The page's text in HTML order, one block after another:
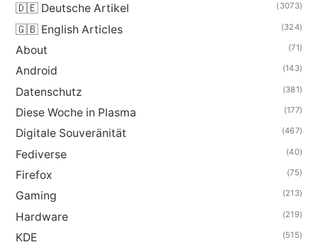
🇩🇪 Deutsche Artikel (3073)
🇬🇧 English Articles (324)
About (71)
Android (143)
Datenschutz (381)
Diese Woche in Plasma (177)
Digitale Souveränität (467)
Fediverse (40)
Firefox (75)
Gaming (213)
Hardware (219)
KDE (515)